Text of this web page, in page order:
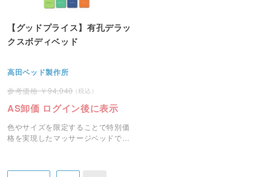
【グッドプライス】有孔デラッ
クスボディベッド
高田ベッド製作所
94,040
AS卸価 ログイン後に表示
色やサイズを限定することで特別価
格を実現したマッサージベッドで